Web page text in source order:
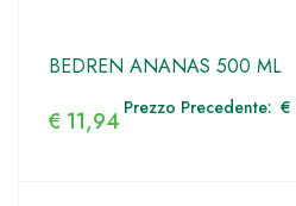
BEDREN ANANAS 500 ML
€ 11,94 Prezzo Precedente: €